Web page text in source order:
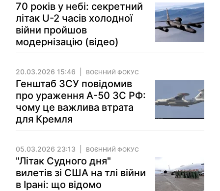
70 років у небі: секретний
літак U-2 часів холодної
війни пройшов
модернізацію (відео)
20.03.2026 15:46 ВОЄННИЙ ФОКУС
Генштаб ЗСУ повідомив
про ураження А-50 ЗС РФ:
чому це важлива втрата
для Кремля
05.03.2026 23:13 ВОЄННИЙ ФОКУС
"Літак Судного дня"
вилетів зі США на тлі війни
в Ірані: що відомо